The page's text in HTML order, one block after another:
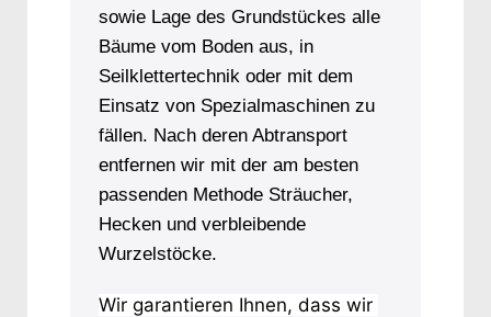
sowie Lage des Grundstückes alle
Bäume vom Boden aus, in
Seilklettertechnik oder mit dem
Einsatz von Spezialmaschinen zu
fällen. Nach deren Abtransport
entfernen wir mit der am besten
passenden Methode Sträucher,
Hecken und verbleibende
Wurzelstöcke.
Wir garantieren Ihnen, dass wir